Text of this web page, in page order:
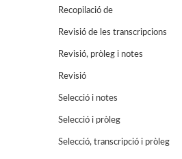
Recopilació de
Revisió de les transcripcions
Revisió, pròleg i notes
Revisió
Selecció i notes
Selecció i pròleg
Selecció, transcripció i pròleg